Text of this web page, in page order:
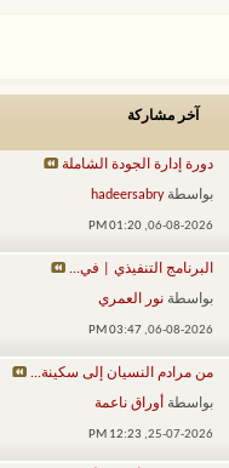
آخر مشاركة
دورة إدارة الجودة الشاملة
بواسطةhadeersabry
06-08-2026,
01:20 PM
البرنامج التنفيذي | في...
بواسطة نور العمري
06-08-2026,
03:47 PM
من مرادم النسيان إلى سكينة...
بواسطة أوراق ناعمة
25-07-2026,
12:23 PM